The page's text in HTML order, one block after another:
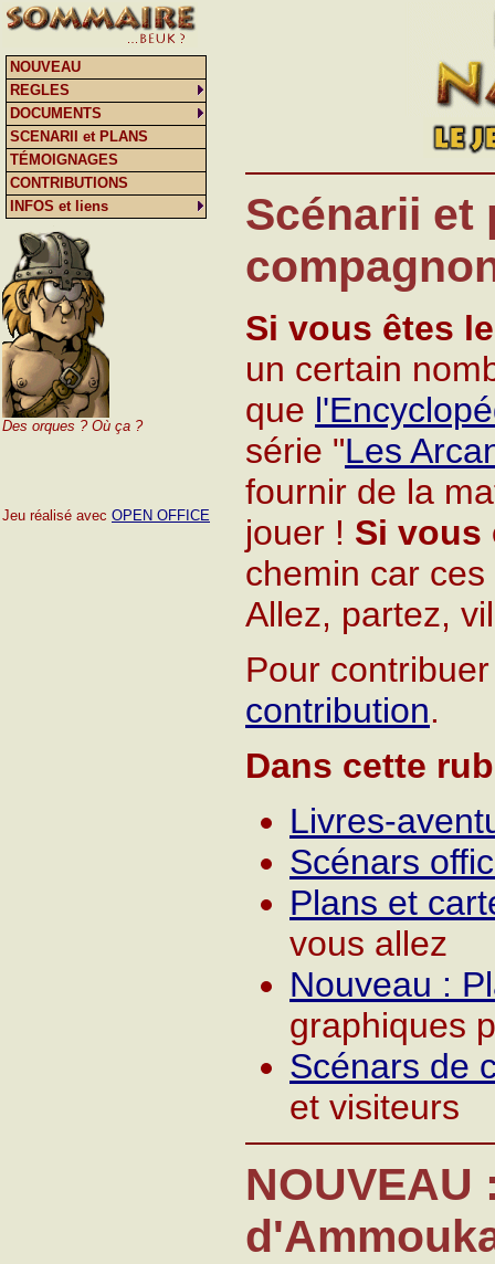
Des orques ? Où ça ?
Jeu réalisé avec OPEN OFFICE
Scénarii et
Si vous êtes
un certain
que
série "Les
fournir de la
jouer ! Si vous
chemin car
Allez, partez,
Pour
contribution.
Dans cette
Livres-
Scénars
Plans et
vous allez
Nouveau :
graphiques
Scénars de
et visiteurs
NOUVEAU
REGLES
DOCUMENTS
SCENARII et PLANS
TÉMOIGNAGES
CONTRIBUTIONS
INFOS et liens